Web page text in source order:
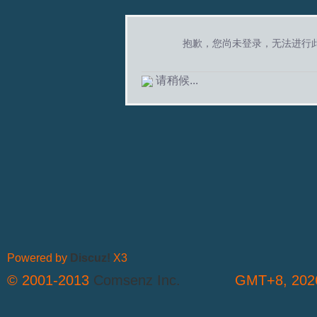
抱歉，您尚未登录，无法进行
请稍候...
GMT+8,
Powered by Discuz! X3
© 2001-2013 Comsenz Inc.